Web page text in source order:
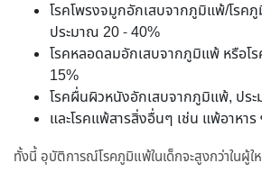
โรคโพรงจมูกอักเสบจากภูมิแพ้/โรค
ประมาณ 20 - 40%
โรคหลอดลมอักเสบจากภูมิแพ้ หรือโ
15%
โรคผื่นผิวหนังอักเสบจากภูมิแพ้, ปร
และโรคแพ้สารสิ่งอื่นๆ เช่น แพ้อาหา
ทั้งนี้ อุบัติการณ์โรคภูมิแพ้ในเด็กจะสูงกว่าในผู้